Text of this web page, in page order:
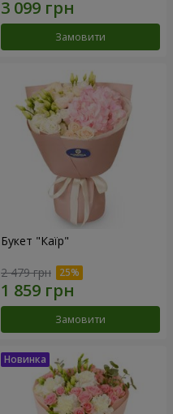
Замовити
Букет "Каїр"
2 479 грн
Замовити